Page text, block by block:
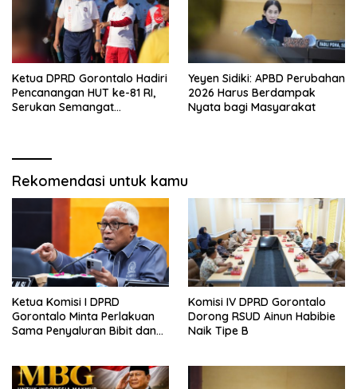
Ketua DPRD Gorontalo Hadiri
Pencanangan HUT ke-81 RI,
Serukan Semangat
Yeyen Sidiki: APBD Perubahan
2026 Harus Berdampak
Nyata bagi Masyarakat
Rekomendasi untuk kamu
Ketua Komisi I DPRD
Gorontalo Minta Perlakuan
Sama Penyaluran Bibit dan
Komisi IV DPRD Gorontalo
Dorong RSUD Ainun Habibie
Naik Tipe B